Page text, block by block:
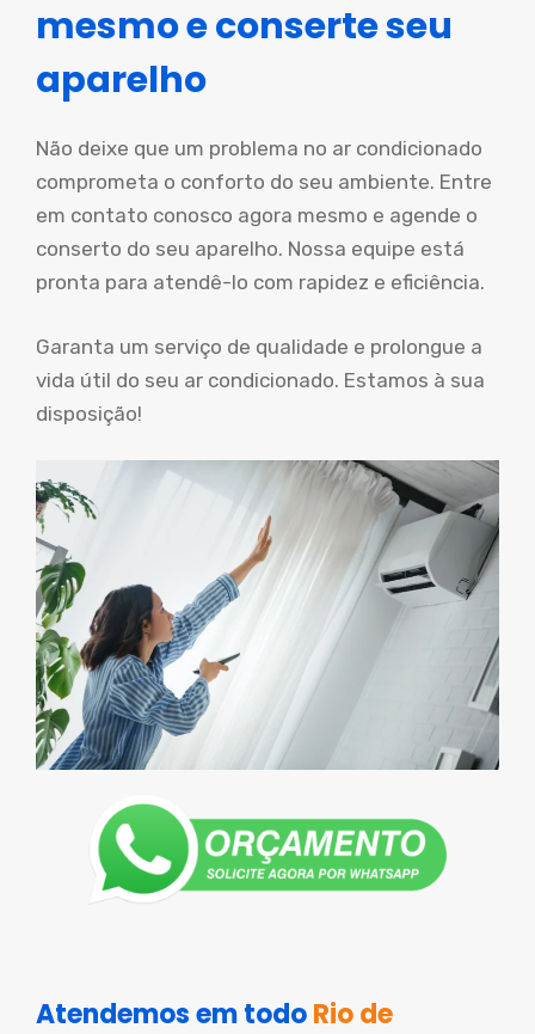
mesmo e conserte seu
aparelho
Não deixe que um problema no ar condicionado
comprometa o conforto do seu ambiente. Entre
em contato conosco agora mesmo e agende o
conserto do seu aparelho. Nossa equipe está
pronta para atendê-lo com rapidez e eficiência.
Garanta um serviço de qualidade e prolongue a
vida útil do seu ar condicionado. Estamos à sua
disposição!
Atendemos em todoRio de